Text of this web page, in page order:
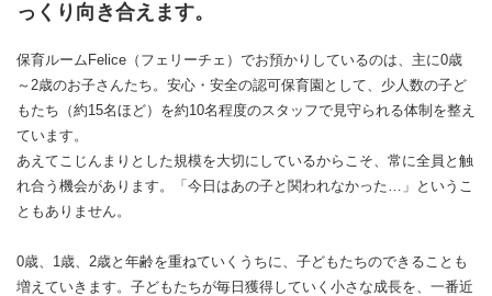
っくり向き合えます。
保育ルームFelice（フェリーチェ）でお預かりしているのは、主に0歳
～2歳のお子さんたち。安心・安全の認可保育園として、少人数の子ど
もたち（約15名ほど）を約10名程度のスタッフで見守られる体制を整え
ています。
あえてこじんまりとした規模を大切にしているからこそ、常に全員と触
れ合う機会があります。「今日はあの子と関われなかった…」というこ
ともありません。
0歳、1歳、2歳と年齢を重ねていくうちに、子どもたちのできることも
増えていきます。子どもたちが毎日獲得していく小さな成長を、一番近